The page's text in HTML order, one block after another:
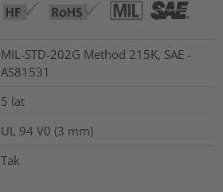
MIL-STD-202G Method 215K, SAE -
AS81531
5 lat
UL 94 V0 (3 mm)
Tak